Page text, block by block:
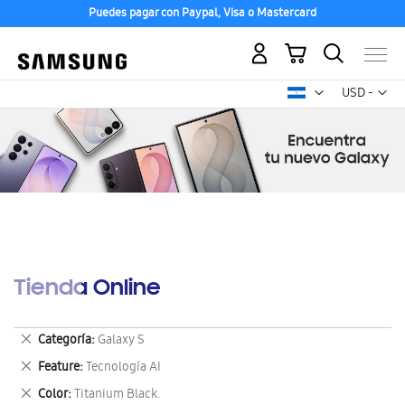
Puedes pagar con Paypal, Visa o Mastercard
USD -
dólar
Mi carrito
Tienda Online
Categoría Galaxy S
Eliminar
este
artículo
Feature Tecnología AI
Eliminar
este
Color Titanium Black.
Eliminar